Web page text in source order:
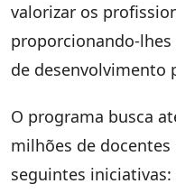
valorizar os
proporcionando-
de desenvolvimento
O programa busca
milhões de
seguintes iniciativas: